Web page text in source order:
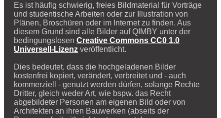
Es ist häufig schwierig, freies Bildmaterial für Vorträge
und studentische Arbeiten oder zur Illustration von
Plänen, Broschüren oder im Internet zu finden. Aus
diesem Grund sind alle Bilder auf QIMBY unter der
bedingungslosen Creative Commons CC0 1.0
Universell-Lizenz veröffentlicht.
Dies bedeutet, dass die hochgeladenen Bilder
kostenfrei kopiert, verändert, verbreitet und - auch
kommerziell - genutzt werden dürfen, solange Rechte
Dritter, gleich weder Art, wie bspw. das Recht
abgebildeter Personen am eigenen Bild oder von
Architekten an ihren Bauwerken (abseits der